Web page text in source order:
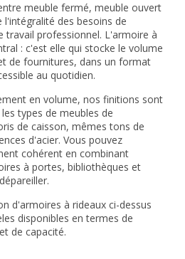
meuble fermé, meuble ouvert
des besoins de
travail professionnel. L'armoire à
: c'est elle qui stocke le volume
de fournitures, dans un format
au quotidien.
en volume, nos finitions sont
types de meubles de
de caisson, mêmes tons de
d'acier. Vous pouvez
cohérent en combinant
à portes, bibliothèques et
d'armoires à rideaux ci-dessus
disponibles en termes de
de capacité.